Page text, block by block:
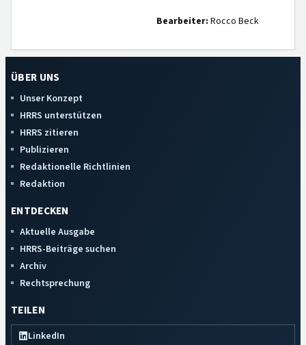
Bearbeiter: Rocco Beck
ÜBER UNS
Unser Konzept
HRRS unterstützen
HRRS zitieren
Publizieren
Redaktionelle Richtlinien
Redaktion
ENTDECKEN
Aktuelle Ausgabe
HRRS-Beiträge suchen
Archiv
Rechtsprechung
TEILEN
LinkedIn